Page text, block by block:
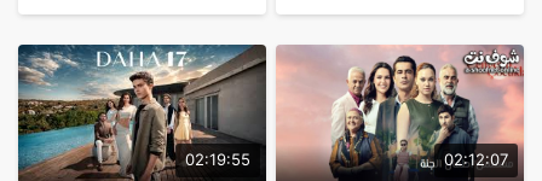
02:12:07
02:19:55